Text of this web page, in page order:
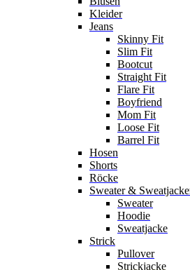
Kleider
Jeans
Skinny Fit
Slim Fit
Bootcut
Straight Fit
Flare Fit
Boyfriend
Mom Fit
Loose Fit
Barrel Fit
Hosen
Shorts
Röcke
Sweater &
Sweater
Hoodie
Sweatjacke
Strick
Pullover
Strickjacke